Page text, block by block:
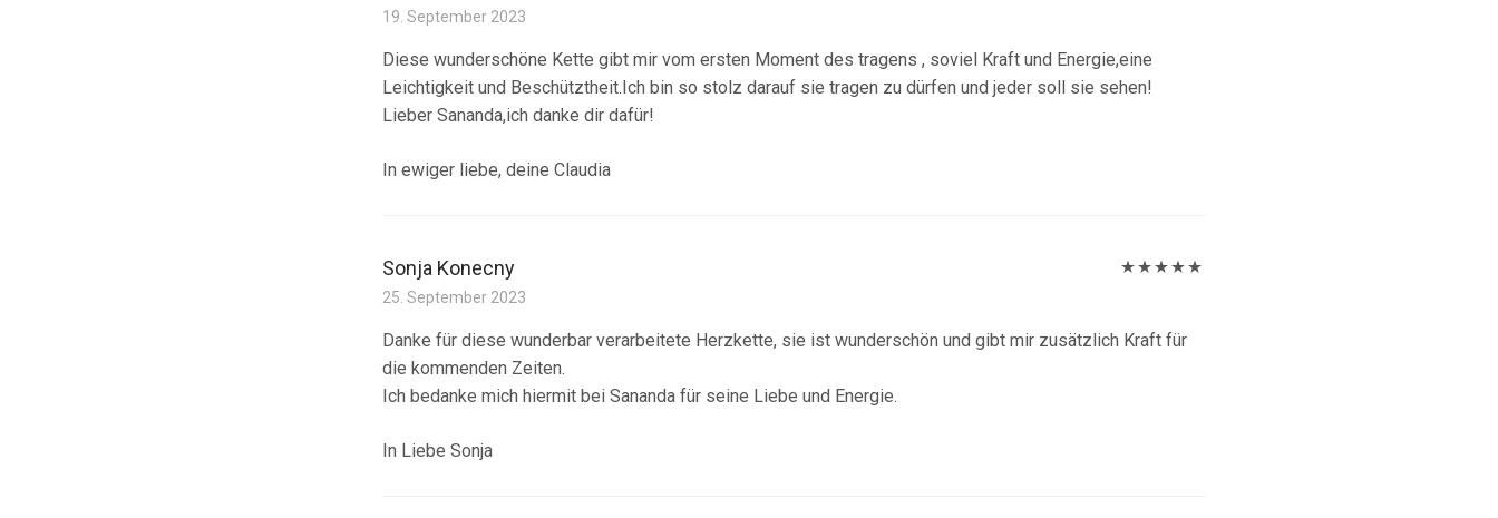
19. September 2023
Diese wunderschöne Kette gibt mir vom ersten Moment des tragens , soviel Kraft und Energie,eine
Leichtigkeit und Beschütztheit.Ich bin so stolz darauf sie tragen zu dürfen und jeder soll sie sehen!
Lieber Sananda,ich danke dir dafür!
In ewiger liebe, deine Claudia
Sonja Konecny
25. September 2023
Danke für diese wunderbar verarbeitete Herzkette, sie ist wunderschön und gibt mir zusätzlich Kraft für
die kommenden Zeiten.
Ich bedanke mich hiermit bei Sananda für seine Liebe und Energie.
In Liebe Sonja